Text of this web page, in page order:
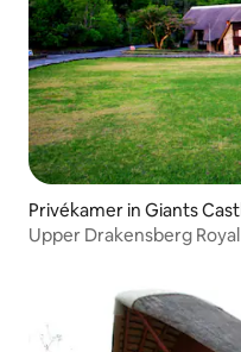
Privékamer in Giants
Upper Drakensberg